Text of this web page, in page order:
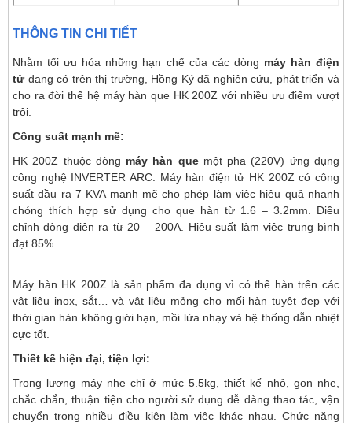
THÔNG TIN CHI TIẾT
Nhằm tối ưu hóa những hạn chế của các dòng máy hàn điện
tửđang có trên thị trường, Hồng Ký đã nghiên cứu, phát triển và
cho ra đời thế hệ máy hàn que HK 200Z với nhiều ưu điểm vượt
trội.
Công suất mạnh mẽ:
HK 200Z thuộc dòng máy hàn quemột pha (220V) ứng dụng
công nghệ INVERTER ARC. Máy hàn điện tử HK 200Z có công
suất đầu ra 7 KVA mạnh mẽ cho phép làm việc hiệu quả nhanh
chóng thích hợp sử dụng cho que hàn từ 1.6 – 3.2mm. Điều
chỉnh dòng điện ra từ 20 – 200A. Hiệu suất làm việc trung bình
đạt 85%.
Máy hàn HK 200Z là sản phẩm đa dụng vì có thể hàn trên các
vật liệu inox, sắt… và vật liệu mỏng cho mối hàn tuyệt đẹp với
thời gian hàn không giới hạn, mồi lửa nhạy và hệ thống dẫn nhiệt
cực tốt.
Thiết kế hiện đại, tiện lợi:
Trọng lượng máy nhẹ chỉ ở mức 5.5kg, thiết kế nhỏ, gọn nhẹ,
chắc chắn, thuận tiện cho người sử dụng dễ dàng thao tác, vận
chuyển trong nhiều điều kiện làm việc khác nhau. Chức năng